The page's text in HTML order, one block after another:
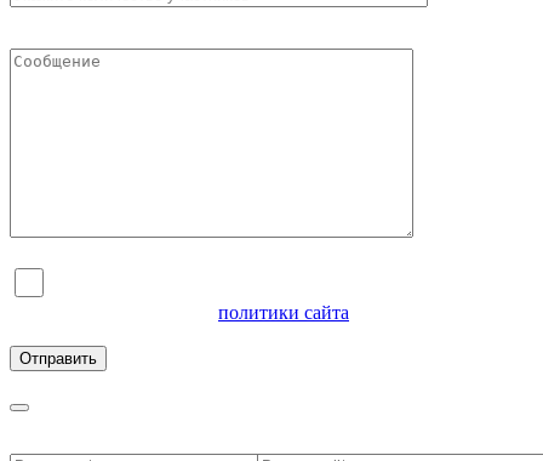
политики сайта